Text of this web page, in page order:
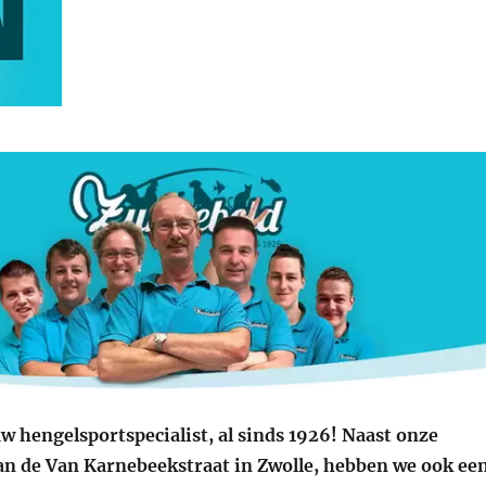
hengelsportspecialist, al sinds 1926! Naast onze
de Van Karnebeekstraat in Zwolle, hebben we ook